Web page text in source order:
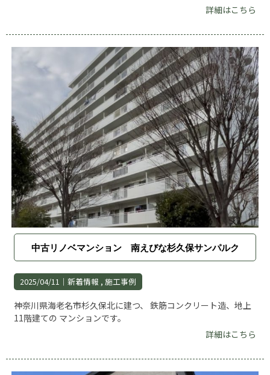
詳細はこちら
中古リノベマンション 南えびな杉久保サンパルク
2025/04/11｜ 新着情報 施工事例
神奈川県海老名市杉久保北に建つ、 鉄筋コンクリート造、地上
11階建ての マンションです。
詳細はこちら